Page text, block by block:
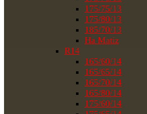
175/75/13
175/80/13
185/70/13
На Matiz
R14
165/60/14
165/65/14
165/70/14
165/80/14
175/60/14